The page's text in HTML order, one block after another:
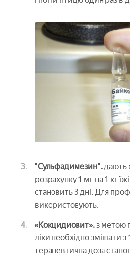
"Сульфадимезин".дають
розрахунку 1 мг на 1 кг
становить 3 дні. Для
використовують.
«Кокцидиовит».з метою
ліки необхідно змішати з
терапевтична доза